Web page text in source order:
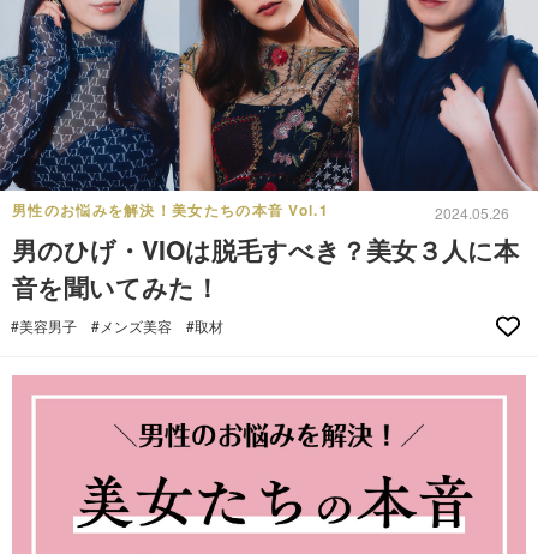
男性のお悩みを解決！美女たちの本音 Vol.1 2024.05.26
男のひげ・VIOは脱毛すべき？美女３人に本
音を聞いてみた！
#美容男子 #メンズ美容 #取材